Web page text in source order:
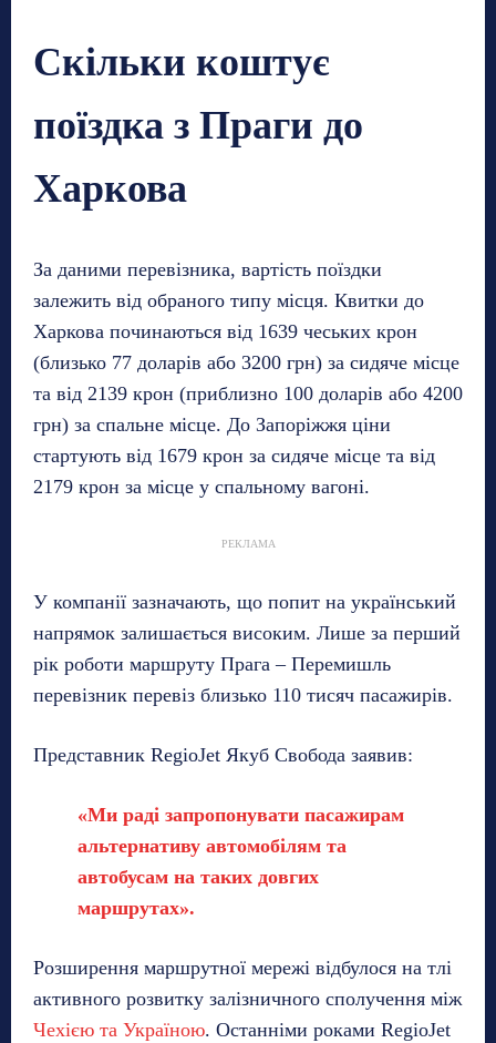
Скільки коштує
поїздка з Праги до
Харкова
За даними перевізника, вартість поїздки
залежить від обраного типу місця. Квитки до
Харкова починаються від 1639 чеських крон
(близько 77 доларів або 3200 грн) за сидяче місце
та від 2139 крон (приблизно 100 доларів або 4200
грн) за спальне місце. До Запоріжжя ціни
стартують від 1679 крон за сидяче місце та від
2179 крон за місце у спальному вагоні.
РЕКЛАМА
У компанії зазначають, що попит на український
напрямок залишається високим. Лише за перший
рік роботи маршруту Прага – Перемишль
перевізник перевіз близько 110 тисяч пасажирів.
Представник RegioJet Якуб Свобода заявив:
«Ми раді запропонувати пасажирам
альтернативу автомобілям та
автобусам на таких довгих
маршрутах».
Розширення маршрутної мережі відбулося на тлі
активного розвитку залізничного сполучення між
Чехією та Україною. Останніми роками RegioJet